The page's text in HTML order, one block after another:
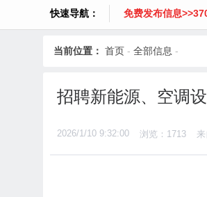
快速导航： 免费发布信息
当前位置： 首页 - 全部信息 -
招聘新能源、空调
2026/1/10 9:32:00 浏览：1713